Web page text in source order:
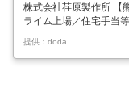
株式会社荏原製作所 【
ライム上場／住宅手当
名】半導体製造装置
利厚生充実！／P0 【
成長事業】【福利厚生
導体製造装置（CMP
提供：doda